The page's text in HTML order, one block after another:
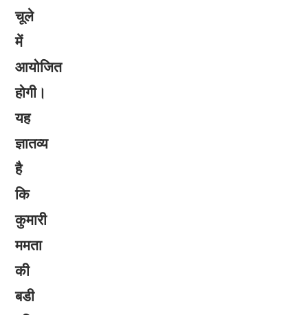
चूले
में
आयोजित
होगी।
यह
ज्ञातव्य
है
कि
कुमारी
ममता
की
बडी